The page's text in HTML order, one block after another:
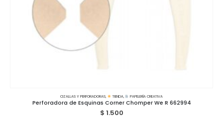
CIZALLAS Y PERFORADORAS, TIENDA, PAPELERÍA CREATIVA
Perforadora de Esquinas Corner Chomper We R 662994
$ 1.500